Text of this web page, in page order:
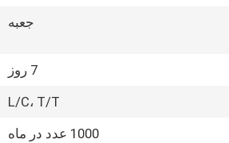
جعبه
7 روز
L/C، T/T
1000 عدد در ماه